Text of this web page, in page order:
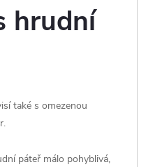
hrudní
také s omezenou
páteř málo pohyblivá,